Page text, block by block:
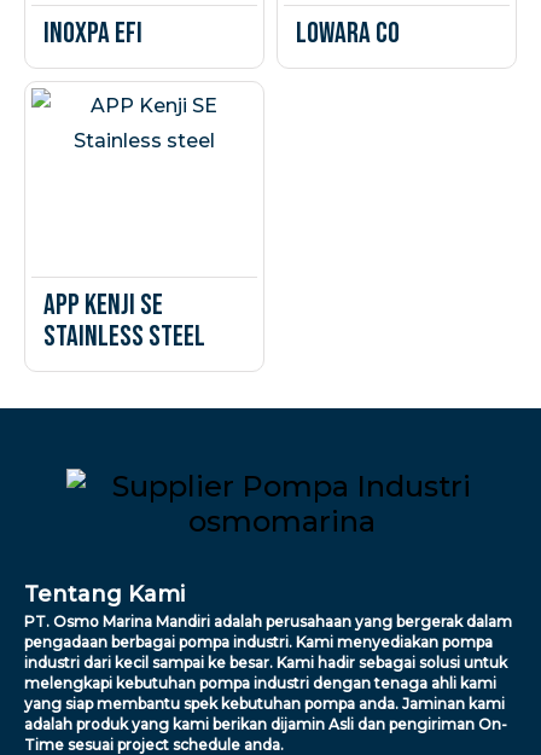
INOXPA EFI Lowara CO
APP Kenji SE
Stainless steel
Tentang Kami
PT. Osmo Marina Mandiri adalah perusahaan yang bergerak dalam
pengadaan berbagai pompa industri. Kami menyediakan pompa
industri dari kecil sampai ke besar. Kami hadir sebagai solusi untuk
melengkapi kebutuhan pompa industri dengan tenaga ahli kami
yang siap membantu spek kebutuhan pompa anda. Jaminan kami
adalah produk yang kami berikan dijamin Asli dan pengiriman On-
Time sesuai project schedule anda.